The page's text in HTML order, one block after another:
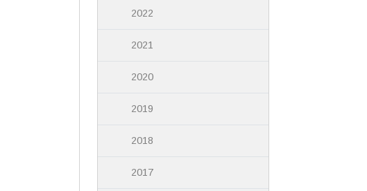
2022
2021
2020
2019
2018
2017